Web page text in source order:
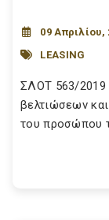
09 Απριλίου,
LEASING
ΣΛΟΤ 563/2019
βελτιώσεων
του προσώπου